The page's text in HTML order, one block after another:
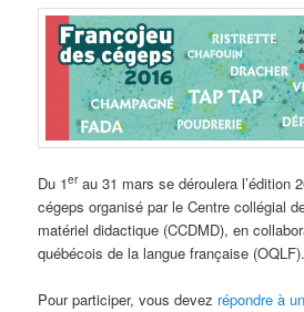
o
r
t
e
s
Du 1erau 31 mars se déroulera l’édition
cégeps organisé par le Centre collégial
matériel didactique (CCDMD), en
québécois de la langue française (OQLF).
Pour participer, vous devez répondre à